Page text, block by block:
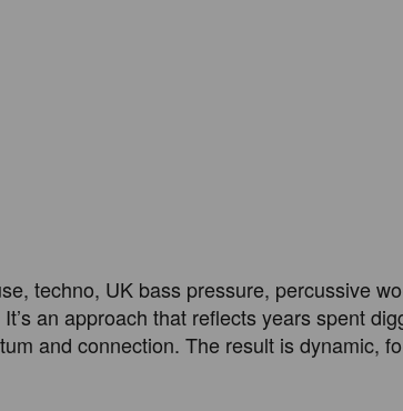
techno, UK bass pressure, percussive
an approach that reflects years spent
and connection. The result is dynamic,